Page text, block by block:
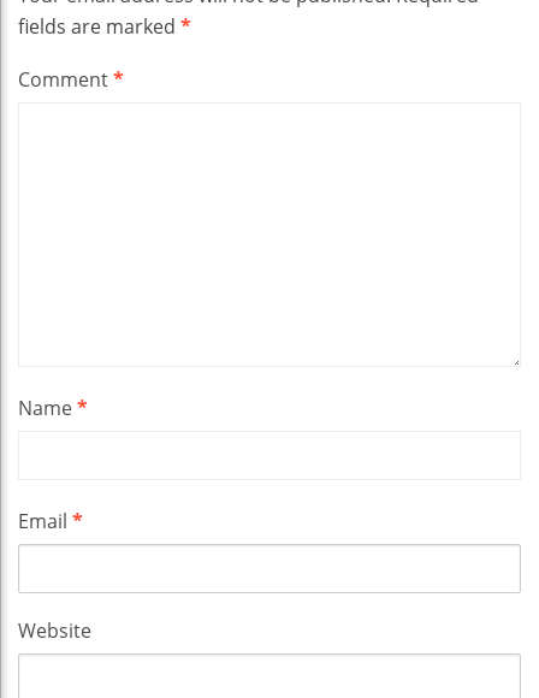
fields are marked *
Comment*
Name*
Email *
Website